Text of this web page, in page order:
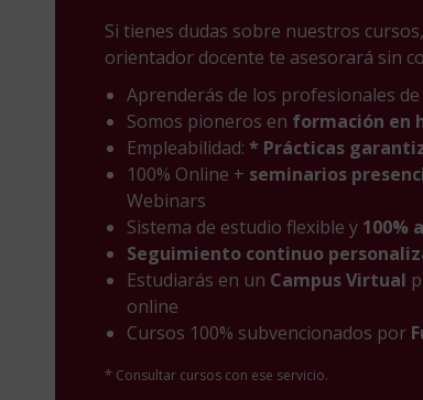
Si tienes dudas sobre nuestros
orientador docente te asesorará sin
Aprenderás de los profesionales de
Somos pioneros en formación en
Empleabilidad: * Prácticas
100% Online + seminarios
Webinars
Sistema de estudio flexible y 100%
Seguimiento continuo
Estudiarás en un Campus Virtual
online
Cursos 100% subvencionados por
* Consultar cursos con ese servicio.